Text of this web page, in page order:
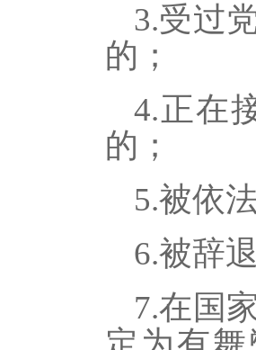
3.受过
的 ；
4.正在
的；
5.被依
6.被辞
7.在国